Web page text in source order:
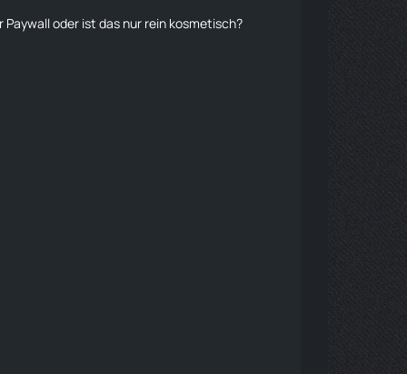
oder ist das nur rein kosmetisch?